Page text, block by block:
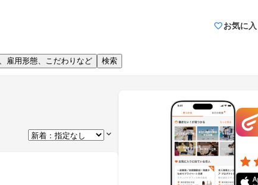
お気に入
雇用形態、こだわりなど 検索